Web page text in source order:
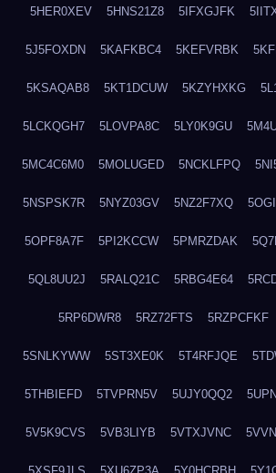
5HER0XEV 5HNS21Z8 5IFXGJFK
5J5FOXDN 5KAFKBC4 5KEFVRBK
5KSAQAB8 5KT1DCUW 5KZYHXKG
5LCKQGH7 5LOVPA8C 5LY0K9GU
5MC4C6M0 5MOLUGED 5NCKLFPQ
5NSPSK7R 5NYZ03GV 5NZ2F7XQ
5OPF8A7F 5PI2KCCW 5PMRZDAK
5QL8UU2J 5RALQ21C 5RBG4E64
5RP6DWR8 5RZ72FTS 5RZPCFKF
5SNLKYWW 5ST3XE0K 5T4RFJQE
5THBIEFD 5TVPRN5V 5UJY0QQ2
5V5K9CVS 5VB3LIYB 5VTXJVNC